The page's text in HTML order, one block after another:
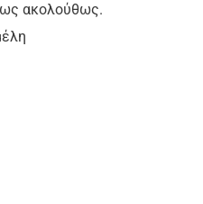
ως ακολούθως.